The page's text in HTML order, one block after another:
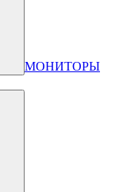
МОНИТОРЫ